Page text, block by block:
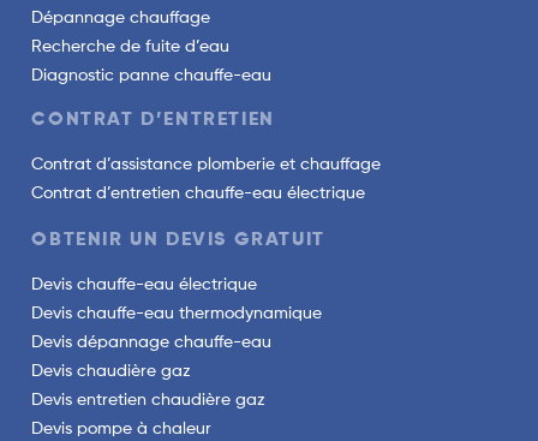
Dépannage chauffage
Recherche de fuite d’eau
Diagnostic panne chauffe-eau
CONTRAT D’ENTRETIEN
Contrat d’assistance plomberie et chauffage
Contrat d’entretien chauffe-eau électrique
OBTENIR UN DEVIS GRATUIT
Devis chauffe-eau électrique
Devis chauffe-eau thermodynamique
Devis dépannage chauffe-eau
Devis chaudière gaz
Devis entretien chaudière gaz
Devis pompe à chaleur